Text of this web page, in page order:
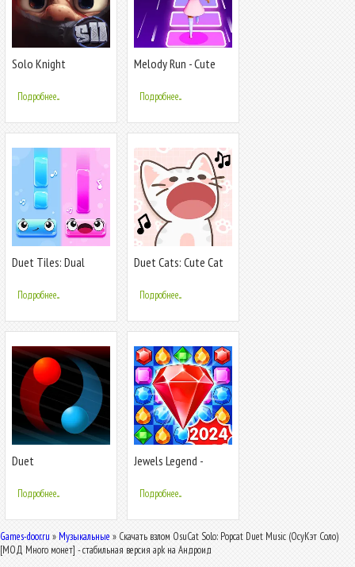
Solo Knight
Подробнее...
Melody Run - Cute
Подробнее...
Duet Tiles: Dual
Подробнее...
Duet Cats: Cute Cat
Подробнее...
Duet
Подробнее...
Jewels Legend -
Подробнее...
Games-door.ru » Музыкальные » Скачать взлом OsuCat Solo: Popcat Duet Music (ОсуКэт Соло)
[МОД Много монет] - стабильная версия apk на Андроид